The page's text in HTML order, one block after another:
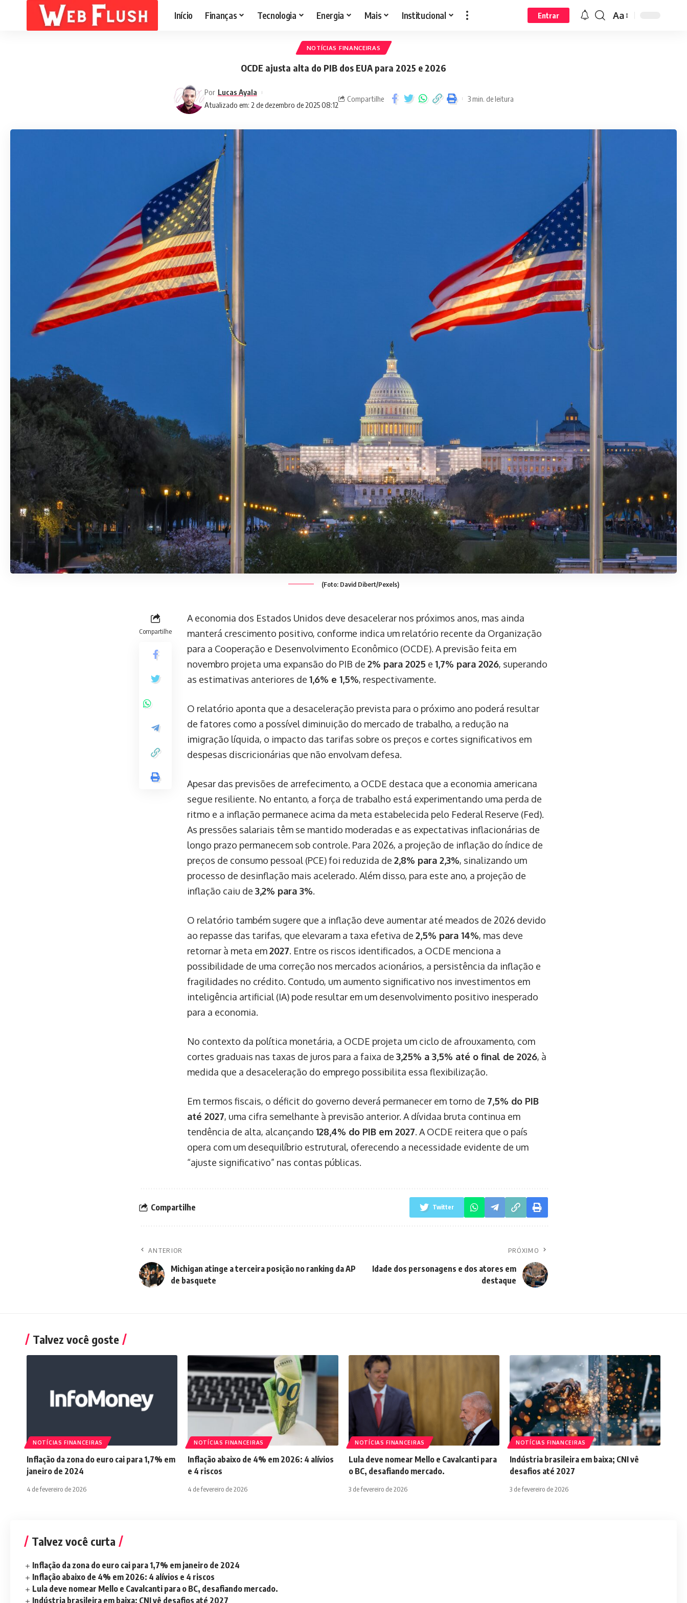
Início Finanças Tecnologia Energia Mais Institucional Entrar Aa
NOTÍCIAS FINANCEIRAS
OCDE ajusta alta do PIB dos EUA para 2025 e 2026
Atualizado em: 2 de dezembro de 2025 08:12
Por Lucas Ayala
Compartilhe 3 min. de leitura
(Foto: David Dibert/Pexels)
Compartilhe
A economia dos Estados Unidos deve desacelerar nos próximos anos, mas ainda
manterá crescimento positivo, conforme indica um relatório recente da Organização
para a Cooperação e Desenvolvimento Econômico (OCDE). A previsão feita em
novembro projeta uma expansão do PIB de 2% para 2025 e 1,7% para 2026, superando
as estimativas anteriores de 1,6% e 1,5%, respectivamente.
O relatório aponta que a desaceleração prevista para o próximo ano poderá resultar
de fatores como a possível diminuição do mercado de trabalho, a redução na
imigração líquida, o impacto das tarifas sobre os preços e cortes significativos em
despesas discricionárias que não envolvam defesa.
Apesar das previsões de arrefecimento, a OCDE destaca que a economia americana
segue resiliente. No entanto, a força de trabalho está experimentando uma perda de
ritmo e a inflação permanece acima da meta estabelecida pelo Federal Reserve (Fed).
As pressões salariais têm se mantido moderadas e as expectativas inflacionárias de
longo prazo permanecem sob controle. Para 2026, a projeção de inflação do índice de
preços de consumo pessoal (PCE) foi reduzida de 2,8% para 2,3%, sinalizando um
processo de desinflação mais acelerado. Além disso, para este ano, a projeção de
inflação caiu de 3,2% para 3%.
O relatório também sugere que a inflação deve aumentar até meados de 2026 devido
ao repasse das tarifas, que elevaram a taxa efetiva de 2,5% para 14%, mas deve
retornar à meta em2027. Entre os riscos identificados, a OCDE menciona a
possibilidade de uma correção nos mercados acionários, a persistência da inflação e
fragilidades no crédito. Contudo, um aumento significativo nos investimentos em
inteligência artificial (IA) pode resultar em um desenvolvimento positivo inesperado
para a economia.
No contexto da política monetária, a OCDE projeta um ciclo de afrouxamento, com
cortes graduais nas taxas de juros para a faixa de 3,25% a 3,5% até o final de 2026, à
medida que a desaceleração do emprego possibilita essa flexibilização.
Em termos fiscais, o déficit do governo deverá permanecer em torno de 7,5% do PIB
até 2027, uma cifra semelhante à previsão anterior. A dívidaa bruta continua em
tendência de alta, alcançando 128,4% do PIB em 2027. A OCDE reitera que o país
opera com um desequilíbrio estrutural, oferecendo a necessidade evidente de um
“ajuste significativo” nas contas públicas.
Compartilhe Twitter
ANTERIOR
Michigan atinge a terceira posição no ranking da AP
de basquete
PRÓXIMO
Idade dos personagens e dos atores em
destaque
Talvez você goste
NOTÍCIAS FINANCEIRAS
Inflação da zona do euro cai para 1,7% em
janeiro de 2024
4 de fevereiro de 2026
NOTÍCIAS FINANCEIRAS
Inflação abaixo de 4% em 2026: 4 alívios
e 4 riscos
4 de fevereiro de 2026
NOTÍCIAS FINANCEIRAS
Lula deve nomear Mello e Cavalcanti para
o BC, desafiando mercado.
3 de fevereiro de 2026
NOTÍCIAS FINANCEIRAS
Indústria brasileira em baixa; CNI vê
desafios até 2027
3 de fevereiro de 2026
Talvez você curta
Inflação da zona do euro cai para 1,7% em janeiro de 2024
Inflação abaixo de 4% em 2026: 4 alívios e 4 riscos
Lula deve nomear Mello e Cavalcanti para o BC, desafiando mercado.
Indústria brasileira em baixa; CNI vê desafios até 2027